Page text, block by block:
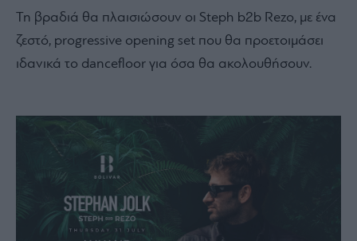
Τη βραδιά θα πλαισιώσουν οι Steph b2b Rezo, με ένα
ζεστό, progressive opening set που θα προετοιμάσει
ιδανικά το dancefloor για όσα θα ακολουθήσουν.